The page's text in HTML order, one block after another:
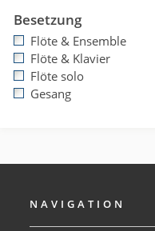
Besetzung
Flöte & Ensemble
Flöte & Klavier
Flöte solo
Gesang
NAVIGATION